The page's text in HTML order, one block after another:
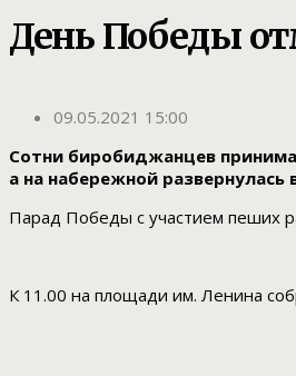
День Победы
09.05.2021 15:00
Сотни биробиджанцев
а на набережной
Парад Победы с участием пеших
К 11.00 на площади им. Ленина